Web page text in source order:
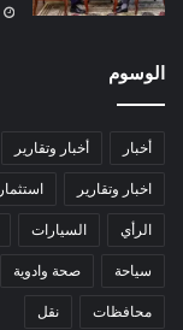
الوسوم
أخبار أخبار وتقارير
اخبار وتقارير استثمار
الرأي السيارات
سياحة صحة وادوية
محافظات نقل